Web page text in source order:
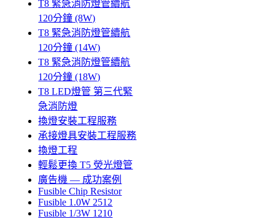
T8 緊急消防燈管續航
120分鐘 (8W)
T8 緊急消防燈管續航
120分鐘 (14W)
T8 緊急消防燈管續航
120分鐘 (18W)
T8 LED燈管 第三代緊
急消防燈
換燈安裝工程服務
承接燈具安裝工程服務
換燈工程
輕鬆更換 T5 熒光燈管
廣告機 — 成功案例
Fusible Chip Resistor
Fusible 1.0W 2512
Fusible 1/3W 1210